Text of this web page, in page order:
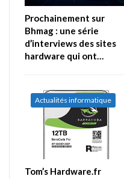
Prochainement sur
Bhmag : une série
d’interviews des sites
hardware qui ont…
Actualités informatique
Tom’s Hardware.fr